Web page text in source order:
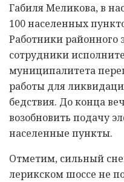
Габиля Меликова, в
100 населенных
Работники районного
сотрудники
муниципалитета
работы для
бедствия. До конца
возобновить подачу
населенные пункты.
Отметим, сильный
лерикском шоссе не